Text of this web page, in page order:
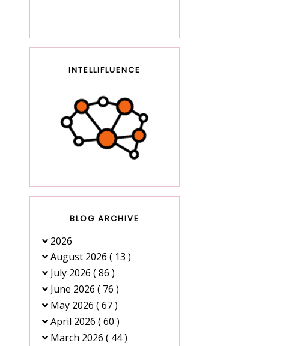
INTELLIFLUENCE
BLOG ARCHIVE
2026
August 2026 ( 13 )
July 2026 ( 86 )
June 2026 ( 76 )
May 2026 ( 67 )
April 2026 ( 60 )
March 2026 ( 44 )